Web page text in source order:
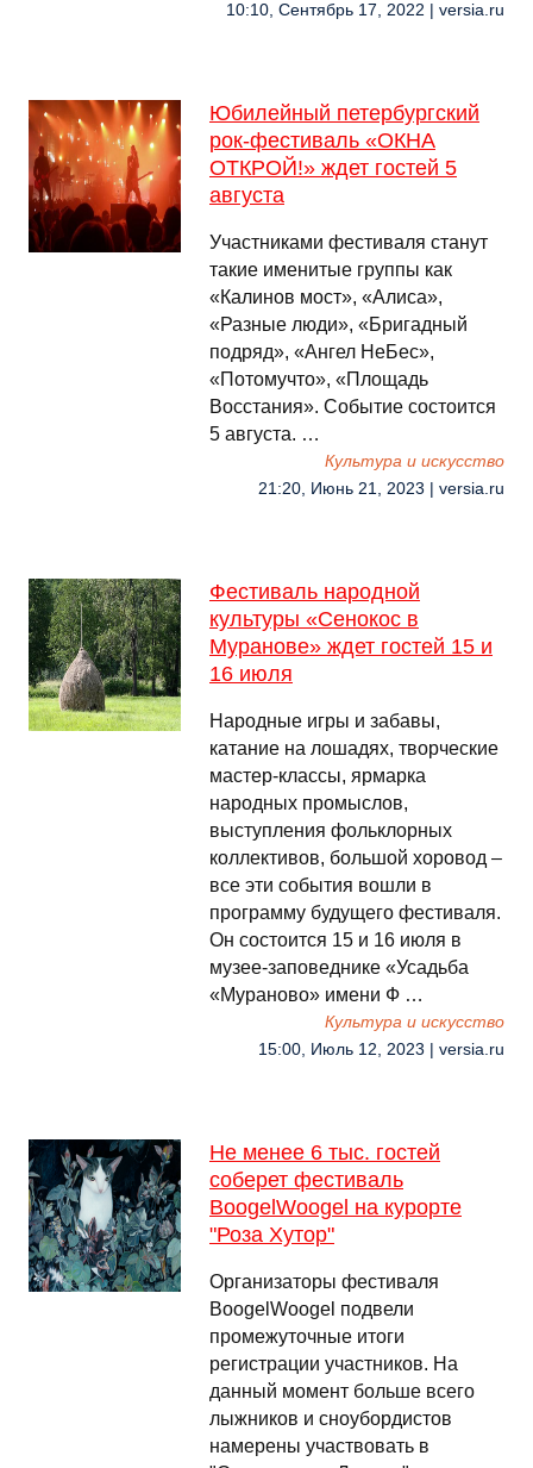
10:10, Сентябрь 17, 2022 | versia.ru
Юбилейный петербургский
рок-фестиваль «ОКНА
ОТКРОЙ!» ждет гостей 5
августа
Участниками фестиваля станут
такие именитые группы как
«Калинов мост», «Алиса»,
«Разные люди», «Бригадный
подряд», «Ангел НеБес»,
«Потомучто», «Площадь
Восстания». Событие состоится
5 августа. …
Культура и искусство
21:20, Июнь 21, 2023 | versia.ru
Фестиваль народной
культуры «Сенокос в
Муранове» ждет гостей 15 и
16 июля
Народные игры и забавы,
катание на лошадях, творческие
мастер-классы, ярмарка
народных промыслов,
выступления фольклорных
коллективов, большой хоровод –
все эти события вошли в
программу будущего фестиваля.
Он состоится 15 и 16 июля в
музее-заповеднике «Усадьба
«Мураново» имени Ф …
Культура и искусство
15:00, Июль 12, 2023 | versia.ru
Не менее 6 тыс. гостей
соберет фестиваль
BoogelWoogel на курорте
"Роза Хутор"
Организаторы фестиваля
BoogelWoogel подвели
промежуточные итоги
регистрации участников. На
данный момент больше всего
лыжников и сноубордистов
намерены участвовать в